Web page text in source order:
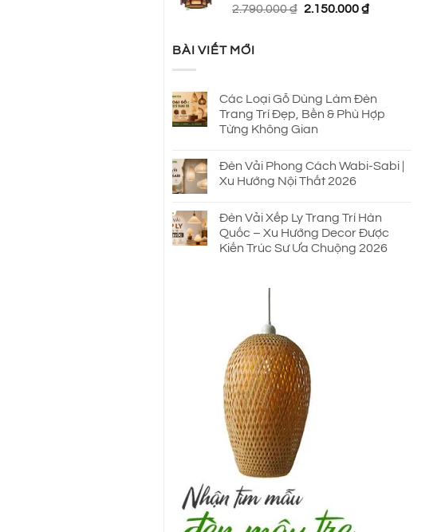
690.000 ₫.
2.790.000₫ Giá
2.150.000₫Giá
BÀI VIẾT MỚI
Các Loại Gỗ Dùng Làm Đèn
Trang Trí Đẹp, Bền & Phù Hợp
Từng Không Gian
Đèn Vải Phong Cách Wabi-Sabi |
Xu Hướng Nội Thất 2026
Đèn Vải Xếp Ly Trang Trí Hàn
Quốc – Xu Hướng Decor Được
Kiến Trúc Sư Ưa Chuộng 2026